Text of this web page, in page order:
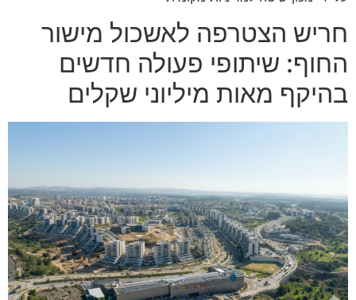
חריש הצטרפה לאשכול מישור
החוף: שיתופי פעולה חדשים
בהיקף מאות מיליוני שקלים